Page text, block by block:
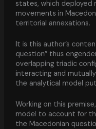
states, which deployed
movements in
territorial annexations.
It is this author’s
question” thus
overlapping triadic
interacting and
the analytical model
Working on this
model to account for
the Macedonian